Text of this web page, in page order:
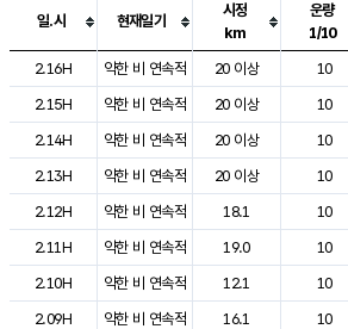
도시별 기상실황표로 지점, 날씨, 기온, 강수,
일.시 현재일기
시정
km
운량
1/10
2.16H
약한 비 연속적 20 이상 10
2.15H
약한 비 연속적 20 이상 10
2.14H
약한 비 연속적 20 이상 10
2.13H
약한 비 연속적 20 이상 10
2.12H
약한 비 연속적 18.1 10
2.11H
약한 비 연속적 19.0 10
2.10H
약한 비 연속적 12.1 10
2.09H
약한 비 연속적 16.1 10